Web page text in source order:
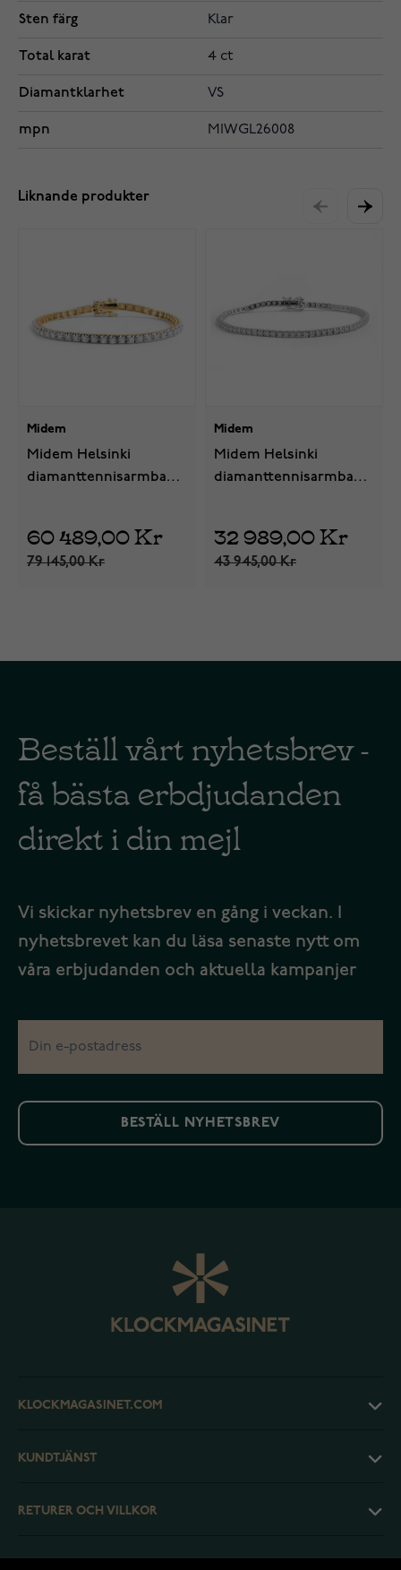
Sten färg Klar
Total karat 4 ct
Diamantklarhet VS
mpn MIWGL26008
Liknande produkter
Midem
Midem Helsinki
diamanttennisarmband
60 489,00 Kr
79 145,00 Kr
Midem
Midem Helsinki
diamanttennisarmband
32 989,00 Kr
43 945,00 Kr
Beställ vårt nyhetsbrev -
få bästa erbdjudanden
direkt i din mejl
Vi skickar nyhetsbrev en gång i veckan. I
nyhetsbrevet kan du läsa senaste nytt om
våra erbjudanden och aktuella kampanjer
BESTÄLL NYHETSBREV
KLOCKMAGASINET.COM
KUNDTJÄNST
RETURER OCH VILLKOR